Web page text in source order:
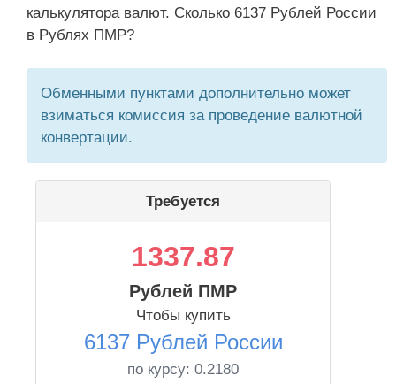
калькулятора валют. Сколько 6137 Рублей России
в Рублях ПМР?
Обменными пунктами дополнительно может
взиматься комиссия за проведение валютной
конвертации.
Требуется
1337.87
Рублей ПМР
Чтобы купить
6137 Рублей России
по курсу: 0.2180